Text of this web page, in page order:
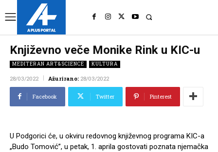
Književno veče Monike Rink u KIC-u
MEDITERAN ART&SCIENCE KULTURA
28/03/2022 Ažurirano: 28/03/2022
Facebook Twitter Pinterest
U Podgorici će, u okviru redovnog književnog programa KIC-a
„Budo Tomović”, u petak, 1. aprila gostovati poznata njemačka